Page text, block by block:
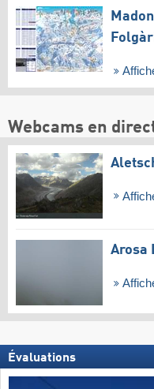
Webcams en
Arosa
Évaluations